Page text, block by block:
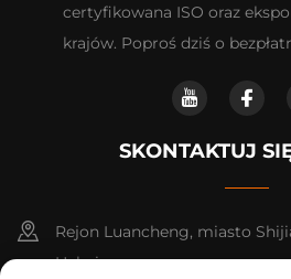
certyfikowana ISO oraz
krajów. Poproś dziś o
SKONTAKTUJ
Rejon Luancheng, miasto
Hebei.